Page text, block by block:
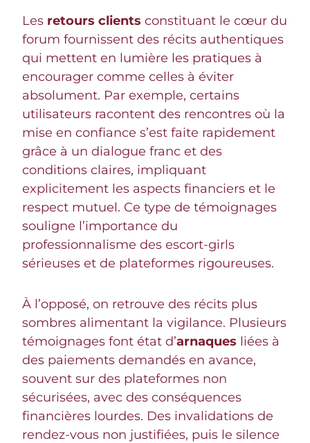
Les retours clients constituant le cœur du
forum fournissent des récits authentiques
qui mettent en lumière les pratiques à
encourager comme celles à éviter
absolument. Par exemple, certains
utilisateurs racontent des rencontres où la
mise en confiance s’est faite rapidement
grâce à un dialogue franc et des
conditions claires, impliquant
explicitement les aspects financiers et le
respect mutuel. Ce type de témoignages
souligne l’importance du
professionnalisme des escort-girls
sérieuses et de plateformes rigoureuses.
À l’opposé, on retrouve des récits plus
sombres alimentant la vigilance. Plusieurs
témoignages font état d’arnaques liées à
des paiements demandés en avance,
souvent sur des plateformes non
sécurisées, avec des conséquences
financières lourdes. Des invalidations de
rendez-vous non justifiées, puis le silence